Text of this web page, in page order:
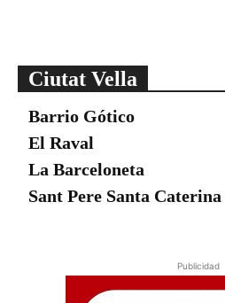
Ciutat Vella
Barrio Gótico
El Raval
La Barceloneta
Sant Pere Santa
Publicidad